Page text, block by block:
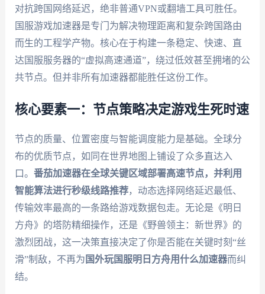
对抗跨国网络延迟，绝非普通VPN或翻墙工具可胜任。
国服游戏加速器是专门为解决物理距离和复杂跨国路由
而生的工程学产物。核心在于构建一条稳定、快速、直
达国服服务器的“虚拟高速通道”，绕过低效甚至拥堵的公
共节点。但并非所有加速器都能胜任这份工作。
核心要素一：节点策略决定游戏生死时速
节点的质量、位置密度与智能调度能力是基础。全球分
布的优质节点，如同在世界地图上铺设了众多直达入
口。 番茄加速器在全球关键区域部署高速节点，并利用
智能算法进行秒级线路推荐，动态选择网络延迟最低、
传输效率最高的一条路给游戏数据包走。无论是《明日
方舟》的塔防精细操作，还是《野兽领主：新世界》的
激烈团战，这一决策直接决定了你是否能在关键时刻“丝
滑”制敌，不再为 国外玩国服明日方舟用什么加速器而纠
结。